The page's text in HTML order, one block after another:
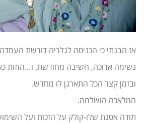
אז הבנתי כי הכניסה לגלריה דורשת
נשימה ארוכה, חשיבה מחודשת, ו…הזזות
ובזמן קצר הכל התארגן לו מחדש.
המלאכה הושלמה.
תודה אסנת שלו-קולק על הזכות ועל